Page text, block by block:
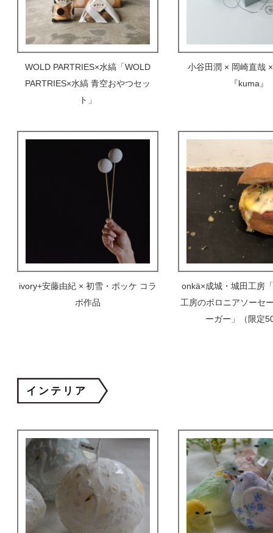
WOLD PARTRIES×水縞「WOLD
PARTRIES×水縞 青空おやつセッ
ト」
小谷田潤 × 岡崎直哉
『kuma』
ivory+安藤由紀 × 初雪・ポッケ コラ
ボ作品
onkä×成城・城田工房
工房のボロニアソーセ
ーガー」（限定
インテリア